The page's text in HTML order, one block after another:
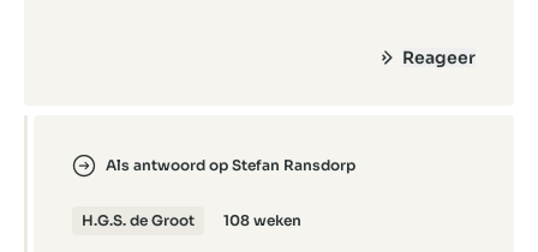
Reageer
Als antwoord op Stefan Ransdorp
H.G.S. de Groot 108 weken